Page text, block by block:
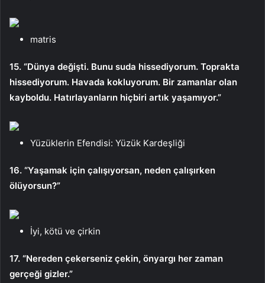
matris
15. “Dünya değişti. Bunu suda hissediyorum. Toprakta
hissediyorum. Havada kokluyorum. Bir zamanlar olan
kayboldu. Hatırlayanların hiçbiri artık yaşamıyor.”
Yüzüklerin Efendisi: Yüzük Kardeşliği
16. “Yaşamak için çalışıyorsan, neden çalışırken
ölüyorsun?”
İyi, kötü ve çirkin
17. “Nereden çekerseniz çekin, önyargı her zaman
gerçeği gizler.”